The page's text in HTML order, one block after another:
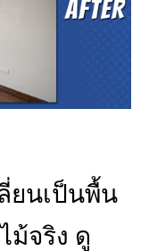
ยนเป็นพื้น
ม้จริง ดู